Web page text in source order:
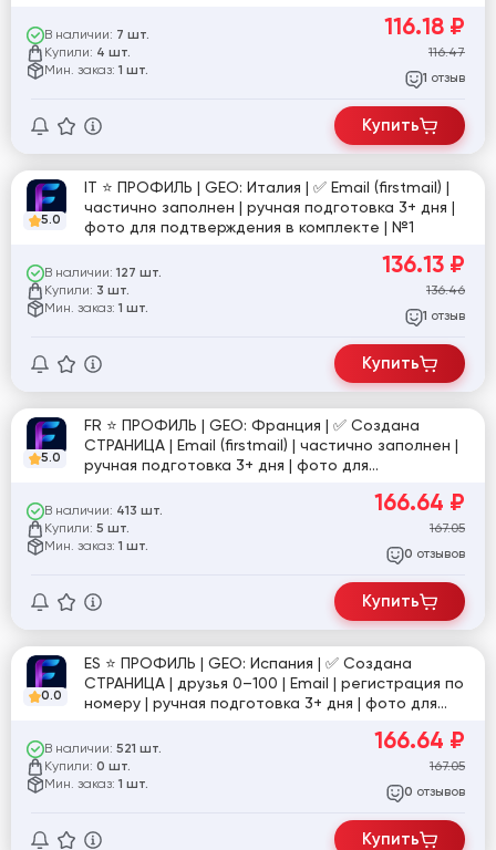
В наличии: 7 шт.
Купили: 4 шт.
Мин. заказ: 1 шт.
116.18 ₽
116.47
1 отзыв
Купить
5.0
IT ⭐️ ПРОФИЛЬ | GEO: Италия | ✅ Email (firstmail) |
частично заполнен | ручная подготовка 3+ дня |
фото для подтверждения в комплекте | №1
В наличии: 127 шт.
Купили: 3 шт.
Мин. заказ: 1 шт.
136.13 ₽
136.46
1 отзыв
Купить
5.0
FR ⭐️ ПРОФИЛЬ | GEO: Франция | ✅ Создана
СТРАНИЦА | Email (firstmail) | частично заполнен |
ручная подготовка 3+ дня | фото для
В наличии: 413 шт.
Купили: 5 шт.
Мин. заказ: 1 шт.
166.64 ₽
167.05
0 отзывов
Купить
0.0
ES ⭐️ ПРОФИЛЬ | GEO: Испания | ✅ Создана
СТРАНИЦА | друзья 0–100 | Email | регистрация по
номеру | ручная подготовка 3+ дня | фото для
В наличии: 521 шт.
Купили: 0 шт.
Мин. заказ: 1 шт.
166.64 ₽
167.05
0 отзывов
Купить